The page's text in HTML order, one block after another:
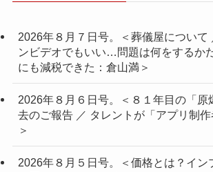
2026年８月７日号。＜葬儀屋について
ンビデオでもいい…問題は何をするか
にも減税できた：倉山満＞
2026年８月６日号。＜８１年目の「原
去のご報告 ／ タレントが「アプリ制
＞
2026年８月５日号。＜価格とは？イン